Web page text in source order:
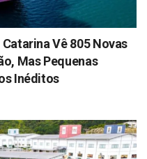
Vê 805 Novas
Mas Pequenas
Inéditos